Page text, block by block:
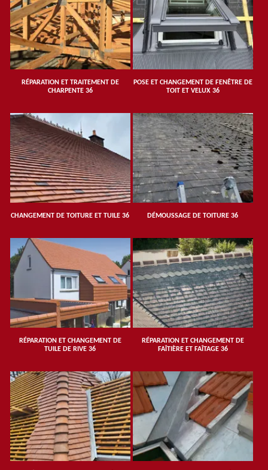
RÉPARATION ET TRAITEMENT DE
CHARPENTE 36
POSE ET CHANGEMENT DE FENÊTRE DE
TOIT ET VELUX 36
CHANGEMENT DE TOITURE ET TUILE 36 DÉMOUSSAGE DE TOITURE 36
RÉPARATION ET CHANGEMENT DE
TUILE DE RIVE 36
RÉPARATION ET CHANGEMENT DE
FAÎTIÈRE ET FAÎTAGE 36